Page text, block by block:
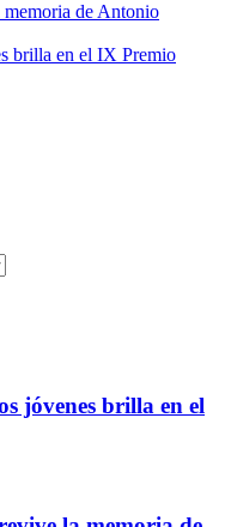
memoria de Antonio
brilla en el IX Premio
jóvenes brilla en el